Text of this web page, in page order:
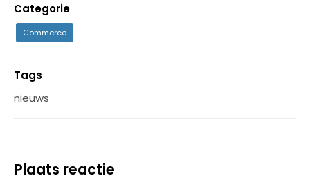
Categorie
Commerce
Tags
nieuws
Plaats reactie